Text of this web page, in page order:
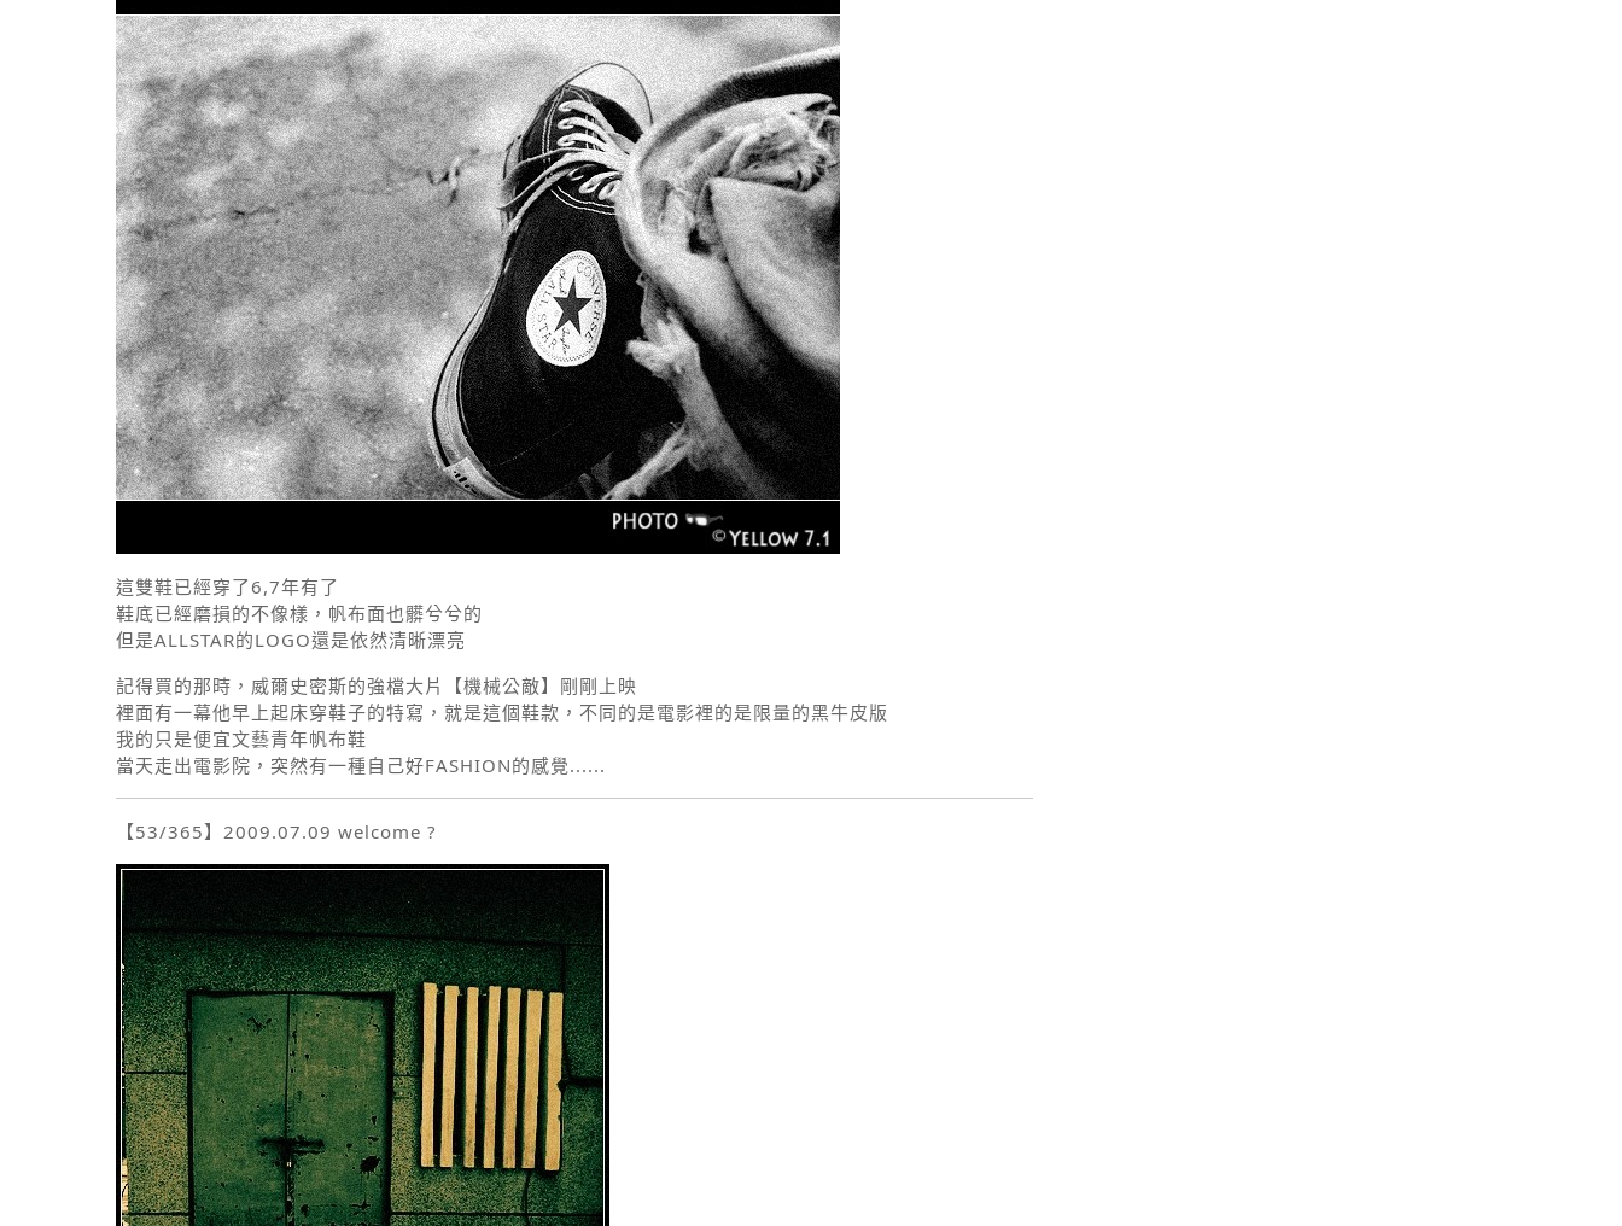
這雙鞋已經穿了6,7年有了
鞋底已經磨損的不像樣，帆布面也髒兮兮的
但是ALLSTAR的LOGO還是依然清晰漂亮
記得買的那時，威爾史密斯的強檔大片【機械公敵】剛剛上映
裡面有一幕他早上起床穿鞋子的特寫，就是這個鞋款，不同的是電影裡的是限量的黑牛皮版
我的只是便宜文藝青年帆布鞋
當天走出電影院，突然有一種自己好FASHION的感覺......
【53/365】2009.07.09 welcome ?